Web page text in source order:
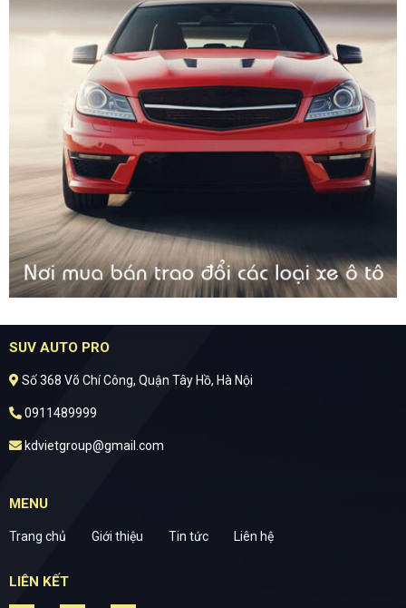
SUV AUTO PRO
Số 368 Võ Chí Công, Quận Tây Hồ, Hà Nội
0911489999
kdvietgroup@gmail.com
MENU
Trang chủ Giới thiệu Tin tức Liên hệ
LIÊN KẾT